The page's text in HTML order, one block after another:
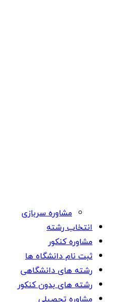
مشاوره سربازی
انتخاب رشته
مشاوره کنکور
ثبت نام دانشگاه ها
رشته های دانشگاهی
رشته های بدون کنکور
مشاوره تحصیلی